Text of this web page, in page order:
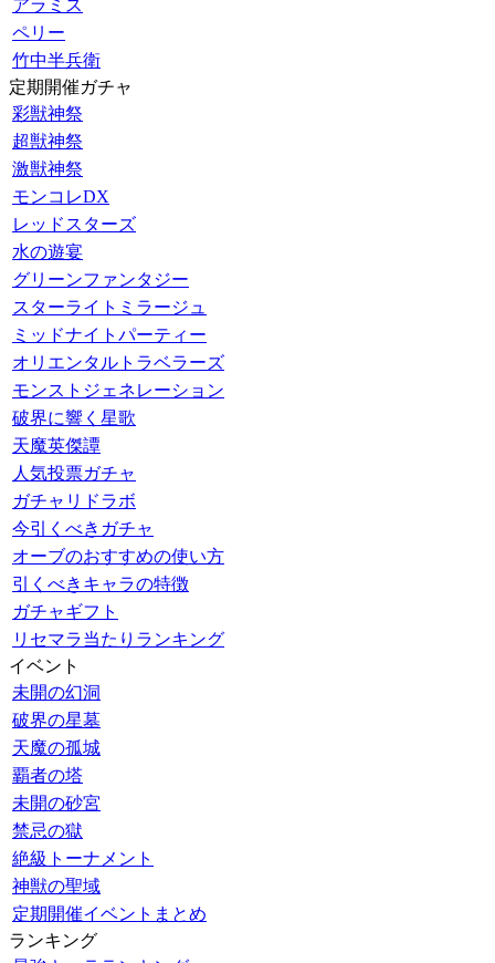
アラミス
ペリー
竹中半兵衛
定期開催ガチャ
彩獣神祭
超獣神祭
激獣神祭
モンコレDX
レッドスターズ
水の遊宴
グリーンファンタジー
スターライトミラージュ
ミッドナイトパーティー
オリエンタルトラベラーズ
モンストジェネレーション
破界に響く星歌
天魔英傑譚
人気投票ガチャ
ガチャリドラボ
今引くべきガチャ
オーブのおすすめの使い方
引くべきキャラの特徴
ガチャギフト
リセマラ当たりランキング
イベント
未開の幻洞
破界の星墓
天魔の孤城
覇者の塔
未開の砂宮
禁忌の獄
絶級トーナメント
神獣の聖域
定期開催イベントまとめ
ランキング